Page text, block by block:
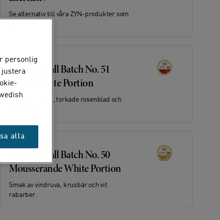
Se alternativ till våra ZYN-produkter som
15 juli 2026
Nyhet: Small Batch No. 51
Azalea White Portion
Smak av azalea, torkade rosenblad och
Nyhet: Small Batch No. 50
Mousserande White Portion
Smak av vindruva, krusbär och vit
rabarber.
personlig
alla